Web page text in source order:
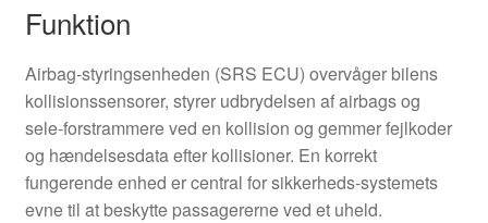
Funktion
Airbag‑styringsenheden (SRS ECU) overvåger bilens
kollisionssensorer, styrer udbrydelsen af airbags og
sele‑forstrammere ved en kollision og gemmer fejlkoder
og hændelsesdata efter kollisioner. En korrekt
fungerende enhed er central for sikkerheds‑systemets
evne til at beskytte passagererne ved et uheld.